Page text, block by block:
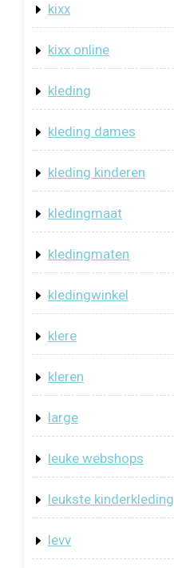
kixx
kixx online
kleding
kleding dames
kleding kinderen
kledingmaat
kledingmaten
kledingwinkel
klere
kleren
large
leuke webshops
leukste kinderkleding
levv